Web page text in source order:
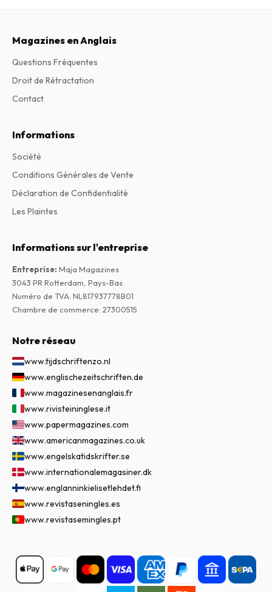
Magazines en Anglais
Questions Fréquentes
Droit de Rétractation
Contact
Informations
Société
Conditions Générales de Vente
Déclaration de Confidentialité
Les Plaintes
Informations sur l'entreprise
Entreprise: Maja Magazines
3043 PR Rotterdam, Pays-Bas
Numéro de TVA: NL817937778B01
Chambre de commerce: 27300515
Notre réseau
www.tijdschriftenzo.nl
www.englischezeitschriften.de
www.magazinesenanglais.fr
www.rivisteininglese.it
www.papermagazines.com
www.americanmagazines.co.uk
www.engelskatidskrifter.se
www.internationalemagasiner.dk
www.englanninkielisetlehdet.fi
www.revistaseningles.es
www.revistasemingles.pt